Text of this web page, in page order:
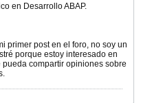
en Desarrollo ABAP.
primer post en el foro, no soy un
porque estoy interesado en
compartir opiniones sobre